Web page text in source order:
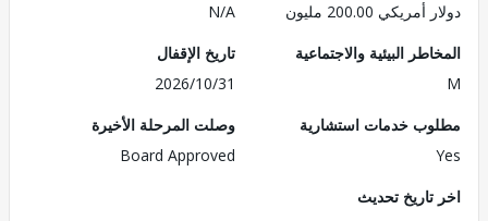
200.00 مليون
N/A
البيئية والاجتماعية
تاريخ الإقفال
2026/10/31
خدمات استشارية
وصلت المرحلة الأخيرة
Board Approved
تحديث